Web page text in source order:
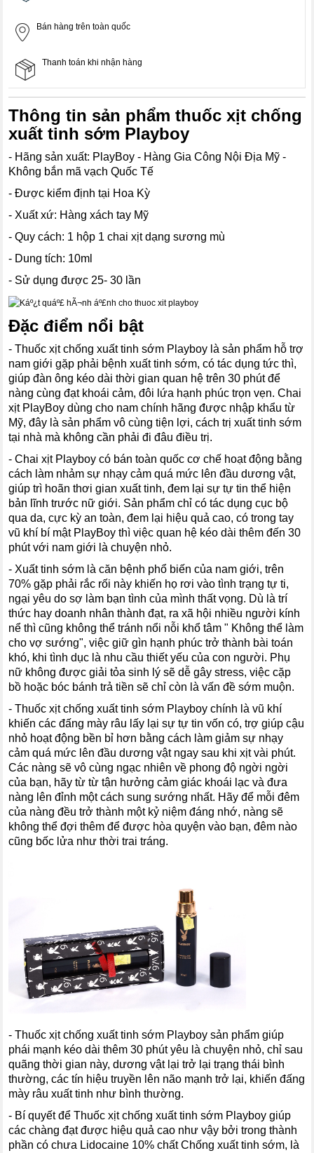
Bán hàng trên toàn quốc
Thanh toán khi nhận hàng
Thông tin sản phẩm thuốc xịt chống
xuất tinh sớm Playboy
- Hãng sản xuất: PlayBoy - Hàng Gia Công Nội Địa Mỹ -
Không bắn mã vạch Quốc Tế
- Được kiểm định tại Hoa Kỳ
- Xuất xứ: Hàng xách tay Mỹ
- Quy cách: 1 hộp 1 chai xịt dạng sương mù
- Dung tích: 10ml
- Sử dụng được 25- 30 lần
Đặc điểm nổi bật
- Thuốc xịt chống xuất tinh sớm Playboy là sản phẩm hỗ trợ
nam giới gặp phải bệnh xuất tinh sớm, có tác dụng tức thì,
giúp đàn ông kéo dài thời gian quan hệ trên 30 phút để
nàng cùng đạt khoái cảm, đôi lứa hạnh phúc trọn vẹn. Chai
xịt PlayBoy dùng cho nam chính hãng được nhập khẩu từ
Mỹ, đây là sản phẩm vô cùng tiện lợi, cách trị xuất tinh sớm
tại nhà mà không cần phải đi đâu điều trị.
- Chai xịt Playboy có bán toàn quốc cơ chế hoạt động bằng
cách làm nhảm sự nhạy cảm quá mức lên đầu dương vật,
giúp trì hoãn thơi gian xuất tinh, đem lại sự tự tin thể hiện
bản lĩnh trước nữ giới. Sản phẩm chỉ có tác dụng cục bộ
qua da, cực kỳ an toàn, đem lại hiệu quả cao, có trong tay
vũ khí bí mật PlayBoy thì việc quan hệ kéo dài thêm đến 30
phút với nam giới là chuyện nhỏ.
- Xuất tinh sớm là căn bệnh phổ biến của nam giới, trên
70% gặp phải rắc rối này khiến họ rơi vào tình trạng tự ti,
ngại yêu do sợ làm bạn tình của mình thất vọng. Dù là trí
thức hay doanh nhân thành đạt, ra xã hội nhiều người kính
nể thì cũng không thể tránh nổi nỗi khổ tâm " Không thể làm
cho vợ sướng", việc giữ gìn hạnh phúc trở thành bài toán
khó, khi tình dục là nhu cầu thiết yếu của con người. Phụ
nữ không được giải tỏa sinh lý sẽ dễ gây stress, việc cặp
bồ hoặc bóc bánh trả tiền sẽ chỉ còn là vấn đề sớm muộn.
- Thuốc xịt chống xuất tinh sớm Playboy chính là vũ khí
khiến các đấng mày râu lấy lại sự tự tin vốn có, trợ giúp cậu
nhỏ hoạt động bền bỉ hơn bằng cách làm giảm sự nhạy
cảm quá mức lên đầu dương vật ngay sau khi xịt vài phút.
Các nàng sẽ vô cùng ngạc nhiên về phong độ ngời ngời
của bạn, hãy từ từ tận hưởng cảm giác khoái lạc và đưa
nàng lên đỉnh một cách sung sướng nhất. Hãy để mỗi đêm
của nàng đều trở thành một kỷ niệm đáng nhớ, nàng sẽ
không thể đợi thêm để được hòa quyện vào bạn, đêm nào
cũng bốc lửa như thời trai tráng.
- Thuốc xịt chống xuất tinh sớm Playboy sản phẩm giúp
phái mạnh kéo dài thêm 30 phút yêu là chuyện nhỏ, chỉ sau
quãng thời gian này, dương vật lại trở lại trạng thái bình
thường, các tín hiệu truyền lên não mạnh trở lại, khiến đấng
mày râu xuất tinh như bình thường.
- Bí quyết để Thuốc xịt chống xuất tinh sớm Playboy giúp
các chàng đạt được hiệu quả cao như vậy bởi trong thành
phần có chưa Lidocaine 10% chất Chống xuất tinh sớm, là